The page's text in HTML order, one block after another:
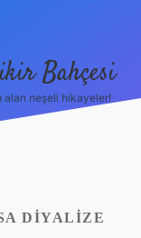
Bahçesi
alan neşeli hikayeler!
DIYALIZE